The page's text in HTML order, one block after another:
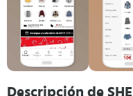
Descripción de